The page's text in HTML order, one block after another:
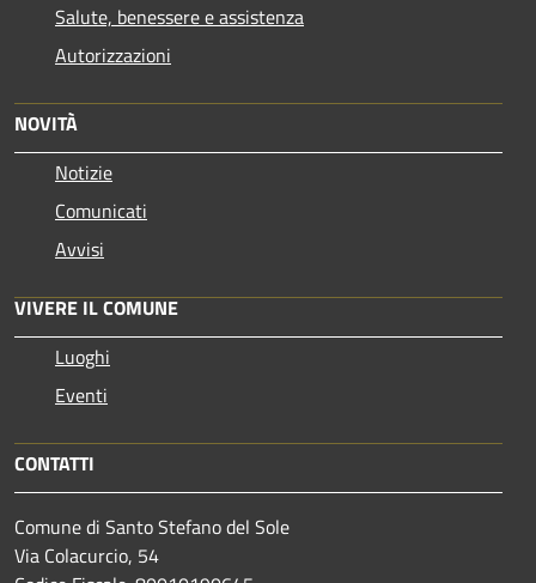
Salute, benessere e assistenza
Autorizzazioni
NOVITÀ
Notizie
Comunicati
Avvisi
VIVERE IL COMUNE
Luoghi
Eventi
CONTATTI
Comune di Santo Stefano del Sole
Via Colacurcio, 54